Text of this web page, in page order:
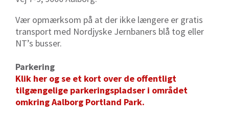
Vær opmærksom på at der ikke længere er gratis
transport med Nordjyske Jernbaners blå tog eller
NT’s busser.
Parkering
Klik her og se et kort over de offentligt
tilgængelige parkeringspladser i området
omkring Aalborg Portland Park.